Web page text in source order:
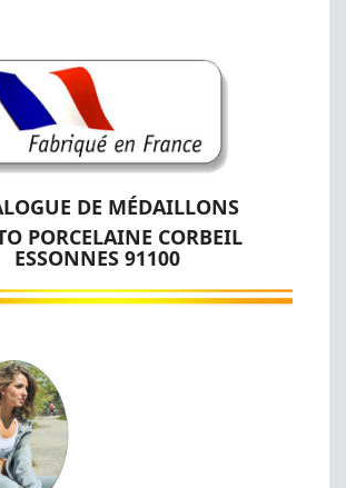
DE MÉDAILLONS
PORCELAINE CORBEIL
ESSONNES 91100